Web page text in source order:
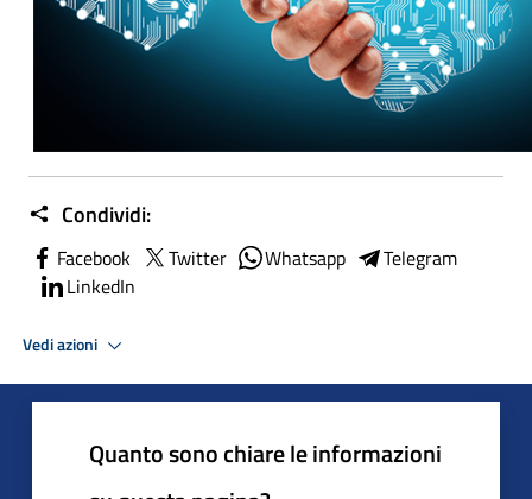
Condividi:
Facebook Twitter Whatsapp
Telegram
LinkedIn
Vedi azioni
Quanto sono chiare le informazioni